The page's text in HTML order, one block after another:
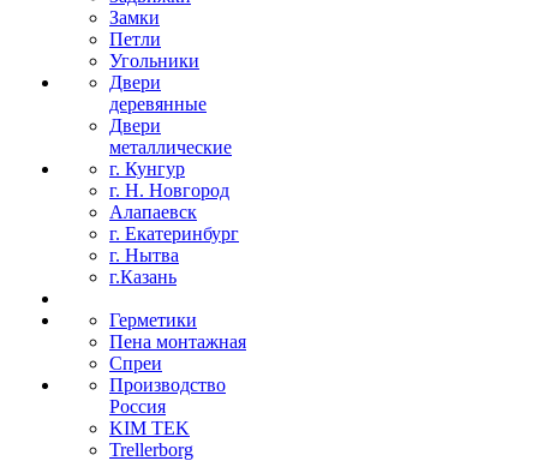
Замки
Петли
Угольники
Двери
деревянные
Двери
металлические
г. Кунгур
г. Н. Новгород
Алапаевск
г. Екатеринбург
г. Нытва
г.Казань
Герметики
Пена монтажная
Спреи
Производство
Россия
KIM TEK
Trellerborg